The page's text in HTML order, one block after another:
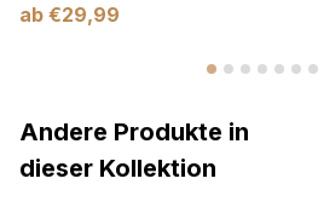
ab €29,99
Andere Produkte in
dieser Kollektion